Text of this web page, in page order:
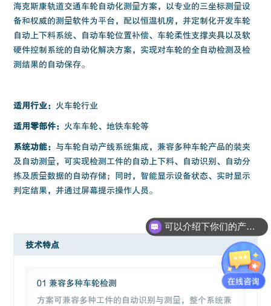
海克斯康轨道交通车轮自动化测量方案，以专业的三坐标测量设
备和权威的测量软件为平台，配以恒温机房，并定制化开发车轮
自动上下料系统、自动车轮位置补偿、车轮柔性支撑夹具以及软
硬件控制系统的自动化解决方案，实现对车轮的全自动检测及检
测结果的自动保存。
适用行业： 火车轮行业
适用零部件： 火车车轮、地铁车轮等
系统功能： 与车轮自动产线系统集成，兼容多种车轮产品的装夹
及自动测量，可实现检测工件的自动上下料、自动识别、自动分
拣及质量数据的自动存储；同时，智能显示设备状态、实时显示
判定结果，并通过屏幕提示操作人员。
技术特点
01 兼容多种车轮检测
方案可兼容多种工件的自动识别与测量，整个系统兼
可以介绍下你们的产品么？